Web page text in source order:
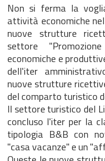
Non si ferma la
attività economiche
nuove strutture
settore
economiche e
dell'iter
nuove strutture
del comparto turistico
Il settore turistico del
concluso l'iter per la
tipologia B&B con
"casa vacanze" e un